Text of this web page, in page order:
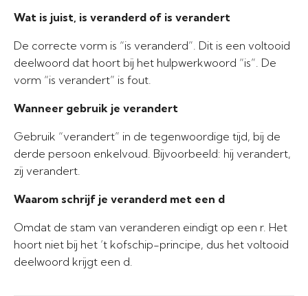
Wat is juist, is veranderd of is verandert
De correcte vorm is “is veranderd”. Dit is een voltooid
deelwoord dat hoort bij het hulpwerkwoord “is”. De
vorm “is verandert” is fout.
Wanneer gebruik je verandert
Gebruik “verandert” in de tegenwoordige tijd, bij de
derde persoon enkelvoud. Bijvoorbeeld: hij verandert,
zij verandert.
Waarom schrijf je veranderd met een d
Omdat de stam van veranderen eindigt op een r. Het
hoort niet bij het ’t kofschip-principe, dus het voltooid
deelwoord krijgt een d.